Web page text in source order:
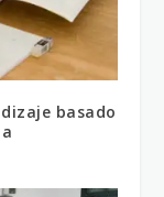
basado